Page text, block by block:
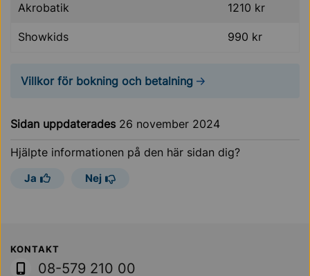
Akrobatik 1210 kr
Showkids 990 kr
Villkor för bokning och betalning
Sidan uppdaterades 26 november 2024
Hjälpte informationen på den här sidan dig?
Ja Nej
Sollentuna Kommun
KONTAKT
08-579 210 00